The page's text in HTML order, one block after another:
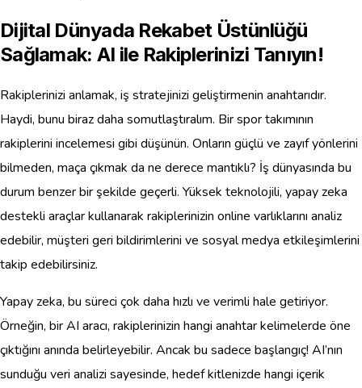
Dijital Dünyada Rekabet Üstünlüğü
Sağlamak: AI ile Rakiplerinizi Tanıyın!
Rakiplerinizi anlamak, iş stratejinizi geliştirmenin anahtarıdır.
Haydi, bunu biraz daha somutlaştıralım. Bir spor takımının
rakiplerini incelemesi gibi düşünün. Onların güçlü ve zayıf yönlerini
bilmeden, maça çıkmak da ne derece mantıklı? İş dünyasında bu
durum benzer bir şekilde geçerli. Yüksek teknolojili, yapay zeka
destekli araçlar kullanarak rakiplerinizin online varlıklarını analiz
edebilir, müşteri geri bildirimlerini ve sosyal medya etkileşimlerini
takip edebilirsiniz.
Yapay zeka, bu süreci çok daha hızlı ve verimli hale getiriyor.
Örneğin, bir AI aracı, rakiplerinizin hangi anahtar kelimelerde öne
çıktığını anında belirleyebilir. Ancak bu sadece başlangıç! AI’nın
sunduğu veri analizi sayesinde, hedef kitlenizde hangi içerik